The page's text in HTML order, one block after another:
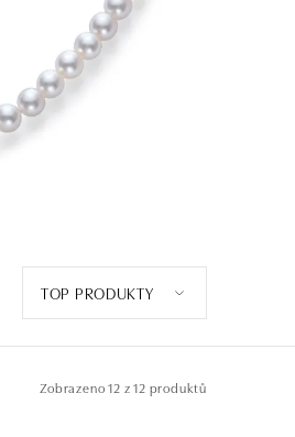
TOP PRODUKTY
Zobrazeno12 z 12 produktů